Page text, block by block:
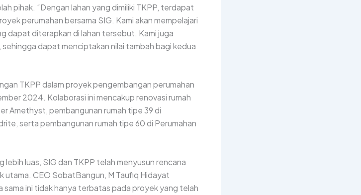
pihak. “Dengan lahan yang dimiliki TKPP, terdapat
perumahan bersama SIG. Kami akan mempelajari
dapat diterapkan di lahan tersebut. Kami juga
dapat menciptakan nilai tambah bagi kedua
TKPP dalam proyek pengembangan perumahan
2024. Kolaborasi ini mencakup renovasi rumah
Amethyst, pembangunan rumah tipe 39 di
serta pembangunan rumah tipe 60 di Perumahan
lebih luas, SIG dan TKPP telah menyusun rencana
CEO SobatBangun, M Taufiq Hidayat
sama ini tidak hanya terbatas pada proyek yang telah